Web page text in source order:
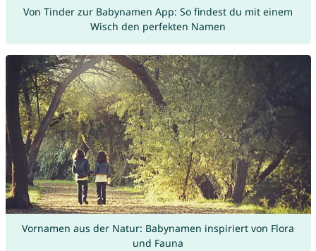
Von Tinder zur Babynamen App: So findest du mit einem
Wisch den perfekten Namen
Vornamen aus der Natur: Babynamen inspiriert von Flora
und Fauna